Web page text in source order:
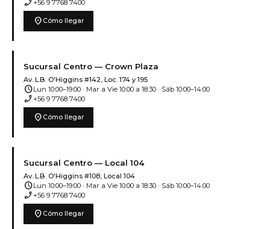
phone_enabled +56 9 7768 7400
location_on Cómo llegar
Sucursal Centro — Crown Plaza
Av. L.B. O'Higgins #142, Loc. 174 y 195
scheduleLun 10:00–19:00 · Mar a Vie 10:00 a 18:30 · Sáb 10:00–14:00
phone_enabled +56 9 7768 7400
location_on Cómo llegar
Sucursal Centro — Local 104
Av. L.B. O'Higgins #108, Local 104
scheduleLun 10:00–19:00 · Mar a Vie 10:00 a 18:30 · Sáb 10:00–14:00
phone_enabled +56 9 7768 7400
location_on Cómo llegar